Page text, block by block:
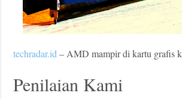
techradar.id – AMD mampir di kartu grafis
Penilaian Kami